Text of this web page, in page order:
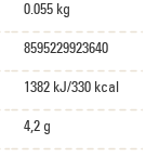
0.055 kg
8595229923640
1382 kJ/330 kcal
4,2 g